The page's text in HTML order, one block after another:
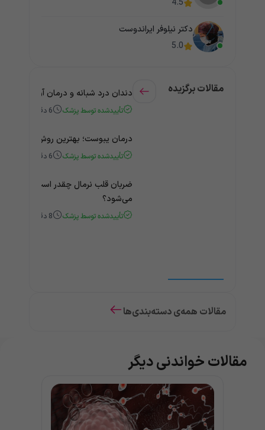
دکتر نیلوفر ایراندوست
5.0
مقالات برگزیده دندان درد شبانه و درمان آن +
تأییدشده توسط پزشک 6 دقیقه
درمان یبوست؛ بهترین روش‌های
تأییدشده توسط پزشک 6 دقیقه
ضربان قلب نرمال چقدر است؟ چه
می‌شود؟
تأییدشده توسط پزشک 8 دقیقه
مقالات همه‌ی دسته‌بندی‌ها
مقالات خواندنی دیگر